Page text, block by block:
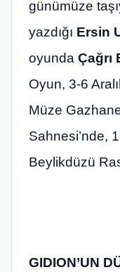
günümüze
yazdığı Ersin
oyunda Çağrı
Oyun, 3-6
Müze
Sahnesi’nde,
Beylikdüzü
GIDION’UN